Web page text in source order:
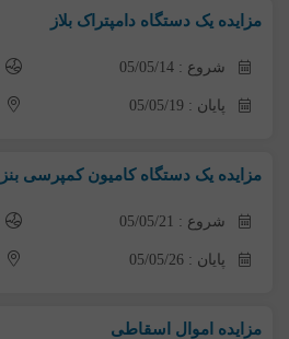
مزایده یک دستگاه دامپتراک بلاز
شروع : 05/05/14
پایان : 05/05/19
مزایده یک دستگاه کامیون کمپرسی بنز
شروع : 05/05/21
پایان : 05/05/26
مزایده اموال اسقاطی